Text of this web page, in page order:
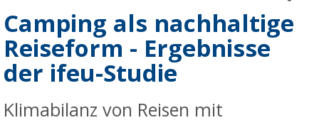
Camping als nachhaltige
Reiseform - Ergebnisse
der ifeu-Studie
Klimabilanz von Reisen mit